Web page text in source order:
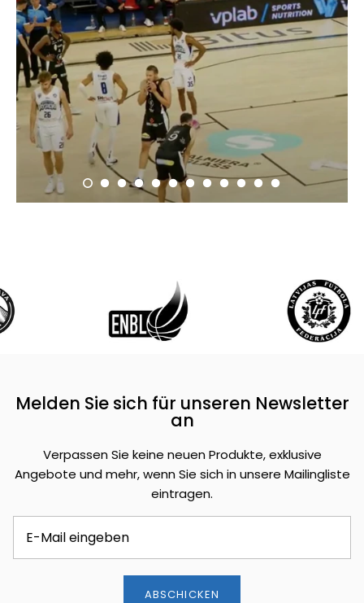
Melden Sie sich für unseren Newsletter
an
Verpassen Sie keine neuen Produkte, exklusive
Angebote und mehr, wenn Sie sich in unsere Mailingliste
eintragen.
ABSCHICKEN